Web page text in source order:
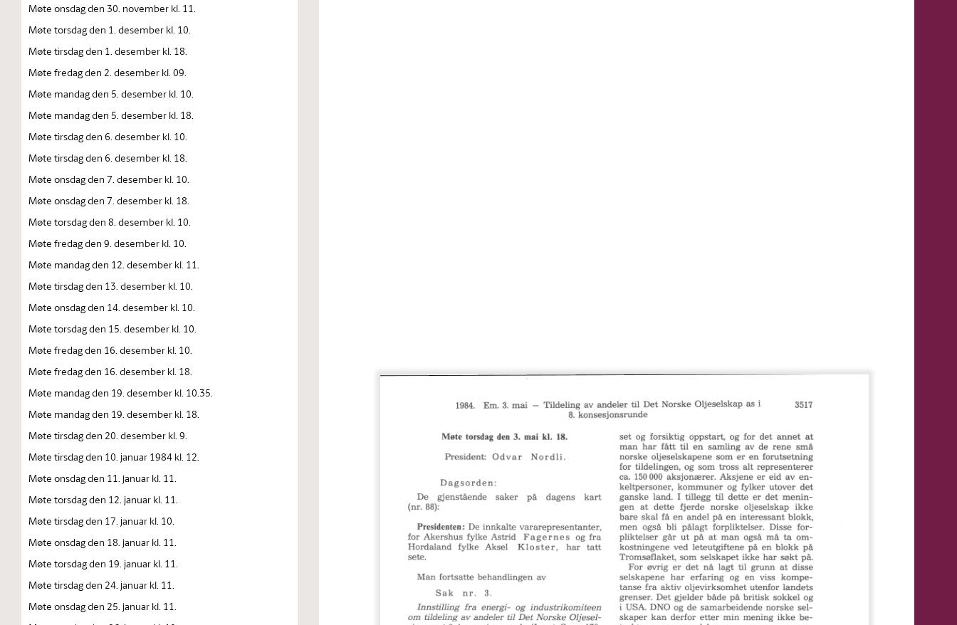
Møte onsdag den 30. november kl. 11.
Møte torsdag den 1. desember kl. 10.
Møte tirsdag den 1. desember kl. 18.
Møte fredag den 2. desember kl. 09.
Møte mandag den 5. desember kl. 10.
Møte mandag den 5. desember kl. 18.
Møte tirsdag den 6. desember kl. 10.
Møte tirsdag den 6. desember kl. 18.
Møte onsdag den 7. desember kl. 10.
Møte onsdag den 7. desember kl. 18.
Møte torsdag den 8. desember kl. 10.
Møte fredag den 9. desember kl. 10.
Møte mandag den 12. desember kl. 11.
Møte tirsdag den 13. desember kl. 10.
Møte onsdag den 14. desember kl. 10.
Møte torsdag den 15. desember kl. 10.
Møte fredag den 16. desember kl. 10.
Møte fredag den 16. desember kl. 18.
Møte mandag den 19. desember kl. 10.35.
Møte mandag den 19. desember kl. 18.
Møte tirsdag den 20. desember kl. 9.
Møte tirsdag den 10. januar 1984 kl. 12.
Møte onsdag den 11. januar kl. 11.
Møte torsdag den 12. januar kl. 11.
Møte tirsdag den 17. januar kl. 10.
Møte onsdag den 18. januar kl. 11.
Møte torsdag den 19. januar kl. 11.
Møte tirsdag den 24. januar kl. 11.
Møte onsdag den 25. januar kl. 11.